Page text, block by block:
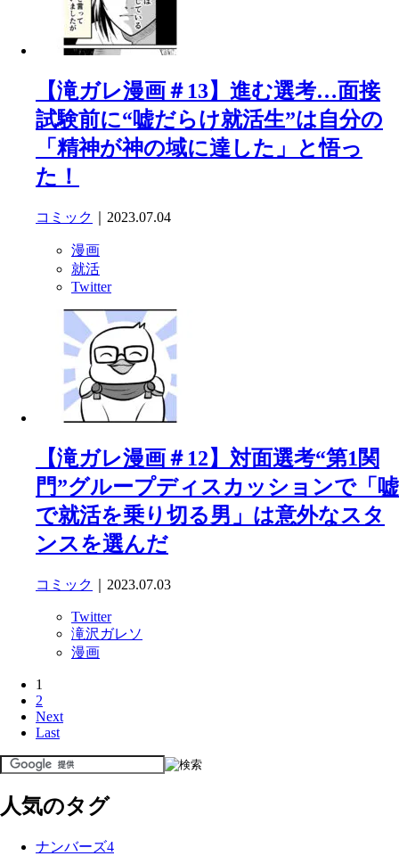
【滝ガレ漫画＃13】進む選考…面接
試験前に“嘘だらけ就活生”は自分の
「精神が神の域に達した」と悟っ
た！
コミック ｜2023.07.04
漫画
就活
Twitter
【滝ガレ漫画＃12】対面選考“第1関
門”グループディスカッションで「嘘
で就活を乗り切る男」は意外なスタ
ンスを選んだ
コミック ｜2023.07.03
Twitter
滝沢ガレソ
漫画
1
2
Next
Last
人気のタグ
ナンバーズ4